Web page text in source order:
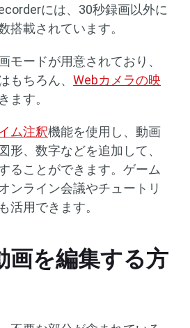
には、30秒録画以外に
搭載されています。
モードが用意されており、
もちろん、 Webカメラの映
ます。
ム注釈機能を使用し、動画
形、数字などを追加して、
ることができます。ゲーム
ンライン会議やチュートリ
活用できます。
画を編集する方